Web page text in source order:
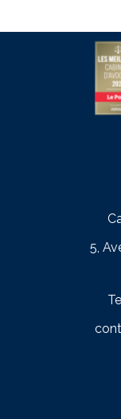
5,